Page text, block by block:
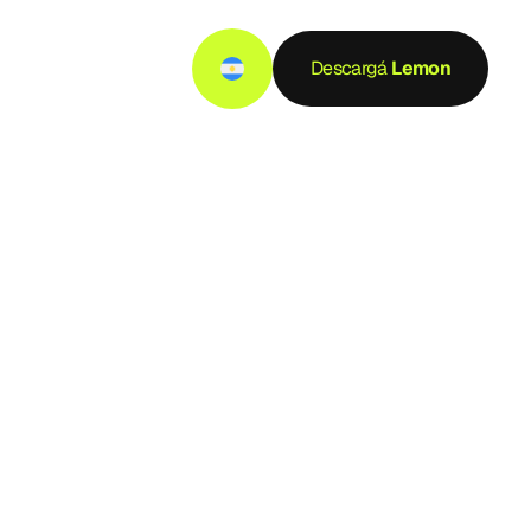
Descargá Lemon
ARG